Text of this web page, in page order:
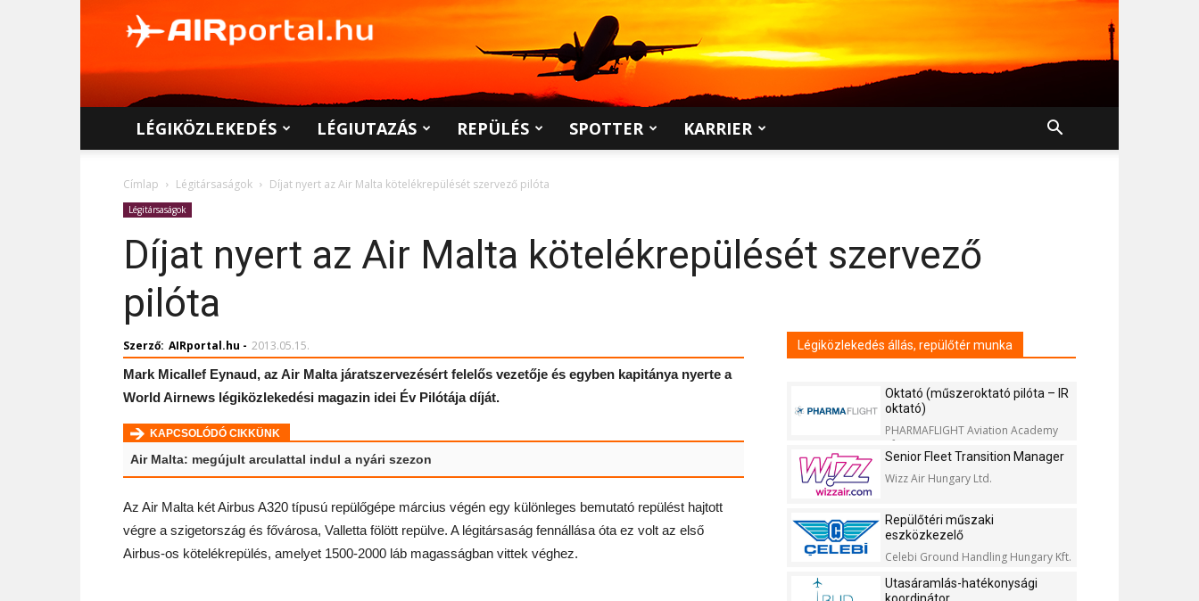
LÉGIKÖZLEKEDÉS LÉGIUTAZÁS REPÜLÉS SPOTTER KARRIER
Címlap Légitársaságok Díjat nyert az Air Malta kötelékrepülését szervező pilóta
Légitársaságok
Díjat nyert az Air Malta kötelékrepülését szervező
pilóta
Szerző: AIRportal.hu - 2013.05.15.
Mark Micallef Eynaud, az Air Malta járatszervezésért felelős vezetője és egyben kapitánya nyerte a
World Airnews légiközlekedési magazin idei Év Pilótája díját.
KAPCSOLÓDÓ CIKKÜNK
Air Malta: megújult arculattal indul a nyári szezon
Az Air Malta két Airbus A320 típusú repülőgépe március végén egy különleges bemutató repülést hajtott
végre a szigetország és fővárosa, Valletta fölött repülve. A légitársaság fennállása óta ez volt az első
Airbus-os kötelékrepülés, amelyet 1500-2000 láb magasságban vittek véghez.
Légiközlekedés állás, repülőtér munka
Oktató (műszeroktató pilóta – IR
oktató)
PHARMAFLIGHT Aviation Academy
Kft.
Senior Fleet Transition Manager
Wizz Air Hungary Ltd.
Repülőtéri műszaki
eszközkezelő
Celebi Ground Handling Hungary Kft.
Utasáramlás-hatékonysági